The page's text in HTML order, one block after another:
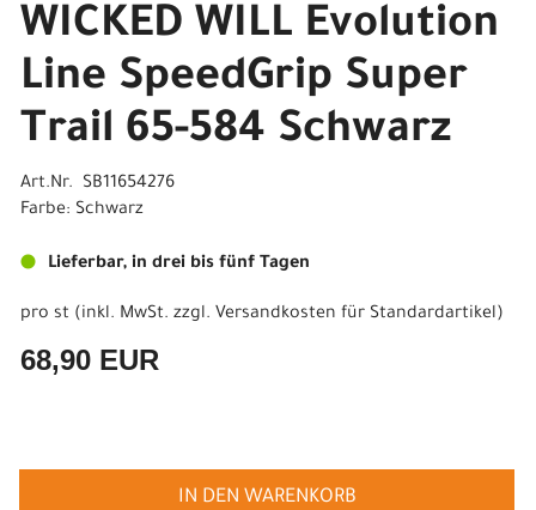
WICKED WILL Evolution
Line SpeedGrip Super
Trail 65-584 Schwarz
Art.Nr. SB11654276
Farbe: Schwarz
Lieferbar, in drei bis fünf Tagen
pro st (inkl. MwSt. zzgl. Versandkosten für Standardartikel)
68,90 EUR
IN DEN WARENKORB